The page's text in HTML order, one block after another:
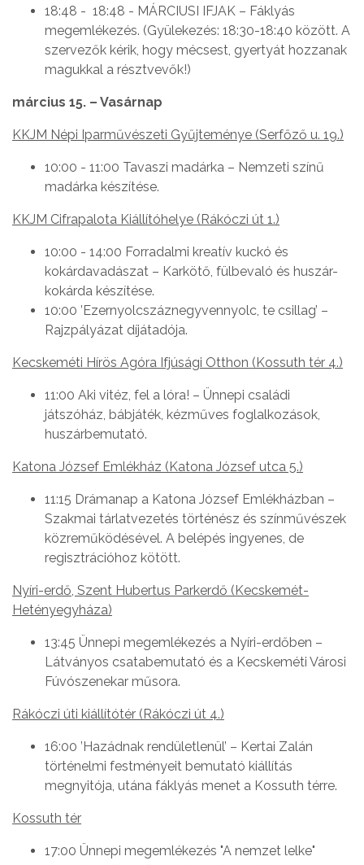
18:48 - 18:48 - MÁRCIUSI IFJAK – Fáklyás
megemlékezés. (Gyülekezés: 18:30-18:40 között. A
szervezők kérik, hogy mécsest, gyertyát hozzanak
magukkal a résztvevők!)
március 15. – Vasárnap
KKJM Népi Iparművészeti Gyűjteménye (Serfőző u. 19.)
10:00 - 11:00 Tavaszi madárka – Nemzeti színű
madárka készítése.
KKJM Cifrapalota Kiállítóhelye (Rákóczi út 1.)
10:00 - 14:00 Forradalmi kreatív kuckó és
kokárdavadászat – Karkötő, fülbevaló és huszár-
kokárda készítése.
10:00 ’Ezernyolcszáznegyvennyolc, te csillag’ –
Rajzpályázat díjátadója.
Kecskeméti Hírös Agóra Ifjúsági Otthon (Kossuth tér 4.)
11:00 Aki vitéz, fel a lóra! – Ünnepi családi
játszóház, bábjáték, kézműves foglalkozások,
huszárbemutató.
Katona József Emlékház (Katona József utca 5.)
11:15 Drámanap a Katona József Emlékházban –
Szakmai tárlatvezetés történész és színművészek
közreműködésével. A belépés ingyenes, de
regisztrációhoz kötött.
Nyíri-erdő, Szent Hubertus Parkerdő (Kecskemét-
Hetényegyháza)
13:45 Ünnepi megemlékezés a Nyíri-erdőben –
Látványos csatabemutató és a Kecskeméti Városi
Fúvószenekar műsora.
Rákóczi úti kiállítótér (Rákóczi út 4.)
16:00 ’Hazádnak rendületlenül’ – Kertai Zalán
történelmi festményeit bemutató kiállítás
megnyitója, utána fáklyás menet a Kossuth térre.
Kossuth tér
17:00 Ünnepi megemlékezés "A nemzet lelke"